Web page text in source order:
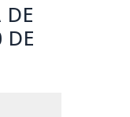
DE